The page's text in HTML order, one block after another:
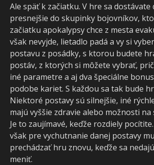
Ale späť k začiatku. V hre sa dostávate
presnejšie do skupinky bojovníkov,
začiatku apokalypsy chce z mesta
však nevyjde, lietadlo padá a vy si
postavu z posádky, s ktorou budete
postáv, z ktorých si môžete vybrať,
iné parametre a aj dva špeciálne
podobe kariet. S každou sa tak bude
Niektoré postavy sú silnejšie, iné
majú vyššie zdravie alebo možnosti
Je to zaujímavé, keďže rozdiely
však pre vychutnanie danej postavy
prechádzať hru znovu, keďže sa
meniť.